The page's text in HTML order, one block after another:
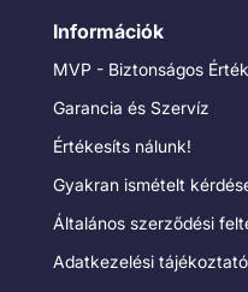
Információk
MVP - Biztonságos
Garancia és Szervíz
Értékesíts nálunk!
Gyakran ismételt
Általános szerződési
Adatkezelési tájékoztató